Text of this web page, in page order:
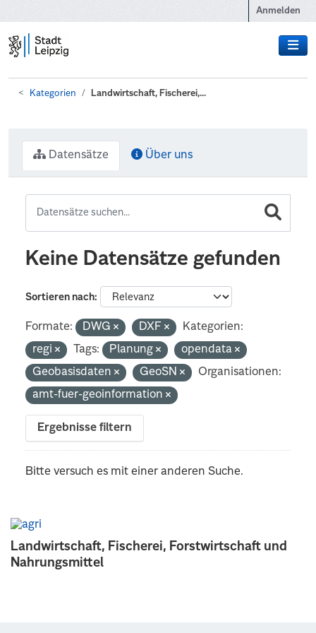
Anmelden
Kategorien Landwirtschaft, Fischerei,...
Landwirtschaft, Fischerei, Forstwirtschaft und
Nahrungsmittel
Datensätze Über uns
Keine Datensätze gefunden
Sortieren nach
Formate: DWG DXF
Kategorien:
regi
Tags: Planung
opendata
Geobasisdaten
GeoSN
Organisationen:
amt-fuer-geoinformation
Ergebnisse filtern
Bitte versuch es mit einer anderen Suche.